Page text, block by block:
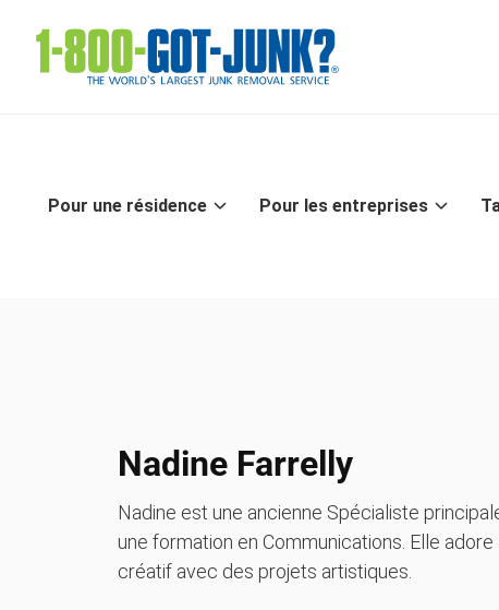
Pour une résidence Pour les entreprises
Nadine Farrelly
Nadine est une ancienne Spécialiste
une formation en Communications. Elle
créatif avec des projets artistiques.